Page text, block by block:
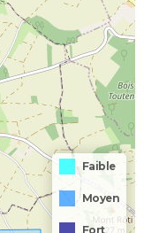
Faible
Moyen
Fort